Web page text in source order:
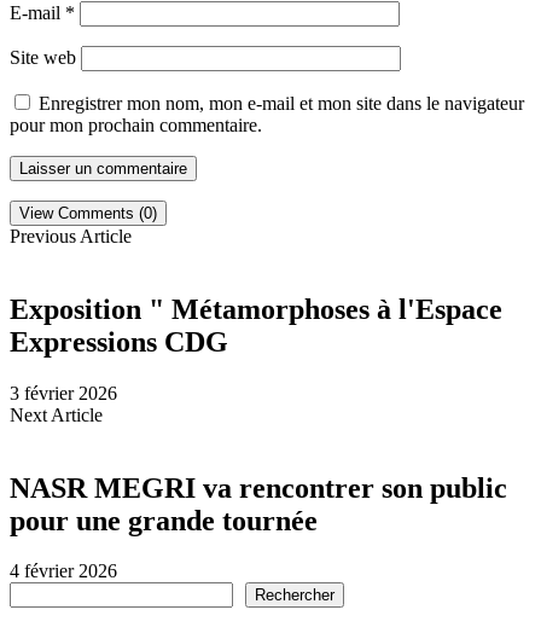
E-mail *
Site web
Enregistrer mon nom, mon e-mail et mon site dans le navigateur
pour mon prochain commentaire.
View Comments (0)
Previous Article
Exposition " Métamorphoses à l'Espace
Expressions CDG
3 février 2026
Next Article
NASR MEGRI va rencontrer son public
pour une grande tournée
4 février 2026
Rechercher